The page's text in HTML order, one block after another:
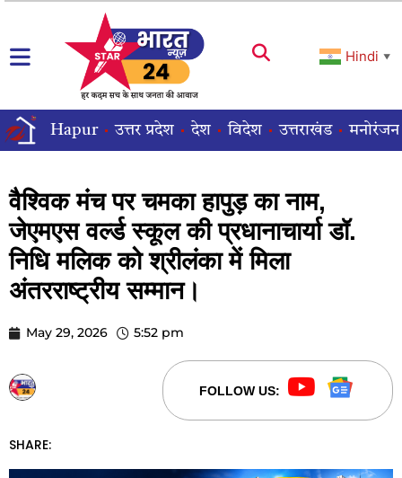
Hindi ▼
Hapur उत्तर प्रदेश देश विदेश उत्तराखंड मनोरंजन
वैश्विक मंच पर चमका हापुड़ का नाम,
जेएमएस वर्ल्ड स्कूल की प्रधानाचार्या डॉ.
निधि मलिक को श्रीलंका में मिला
अंतरराष्ट्रीय सम्मान।
May 29, 2026 5:52 pm
STARBHARATNEWS24 FOLLOW US:
SHARE: